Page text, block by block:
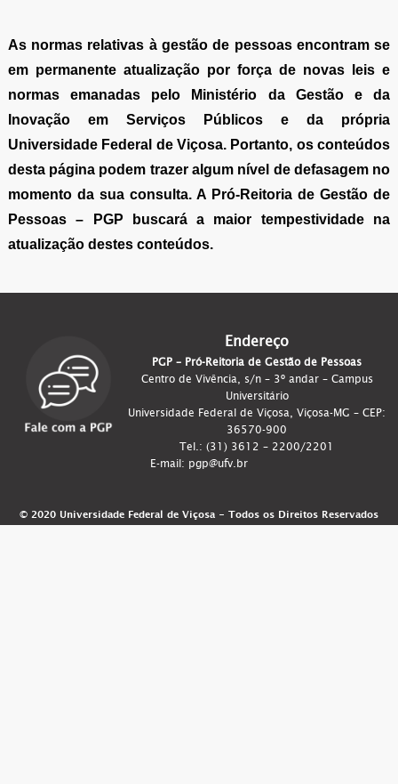
As normas relativas à gestão de pessoas encontram se
em permanente atualização por força de novas leis e
normas emanadas pelo Ministério da Gestão e da
Inovação em Serviços Públicos e da própria
Universidade Federal de Viçosa. Portanto, os conteúdos
desta página podem trazer algum nível de defasagem no
momento da sua consulta. A Pró-Reitoria de Gestão de
Pessoas – PGP buscará a maior tempestividade na
atualização destes conteúdos.
Endereço
PGP – Pró-Reitoria de Gestão de Pessoas
Centro de Vivência, s/n – 3º andar – Campus
Universitário
Universidade Federal de Viçosa, Viçosa-MG – CEP:
36570-900
Tel.: (31) 3612 – 2200/2201
E-mail: pgp@ufv.br
© 2020 Universidade Federal de Viçosa - Todos os Direitos Reservados